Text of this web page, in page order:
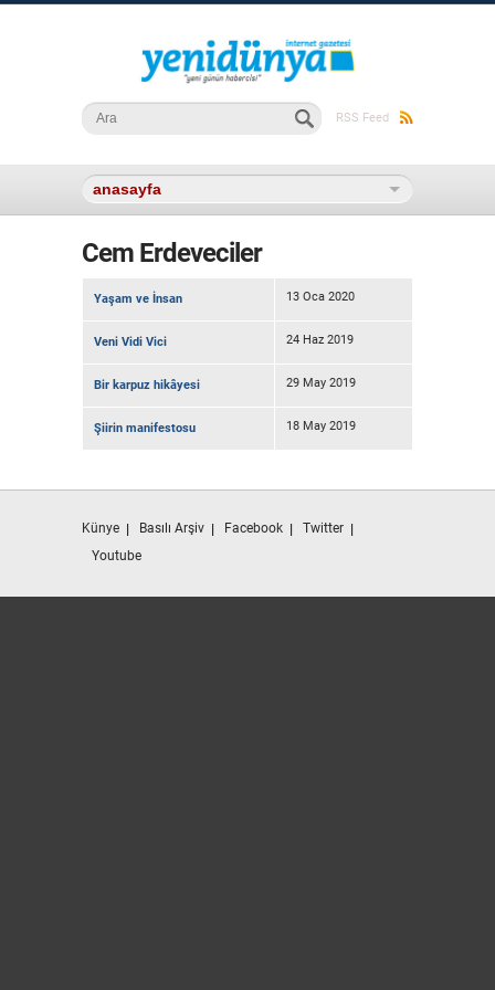
RSS Feed
Arama formu
Ara
Cem Erdeveciler
Yaşam ve İnsan 13 Oca 2020
Veni Vidi Vici 24 Haz 2019
Bir karpuz hikâyesi 29 May 2019
Şiirin manifestosu 18 May 2019
Künye Basılı Arşiv Facebook
Twitter
Youtube